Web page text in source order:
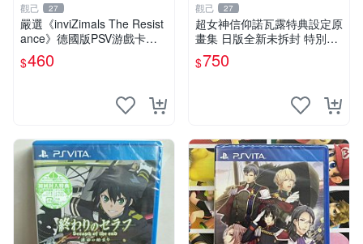
觀己 27
嚴選《inviZimals The Resist
ance》德國版PSV游戲卡
帶，12歲以上推薦，卡帶狀
態優良，無顯著損傷，實測性
$460
觀己 27
超女神信仰諾瓦露特典設定原
畫集 日版全新未拆封 特別推
薦 收藏必備 PSV 游戲 發售限
定 原創漫畫 限量版 PSV 游戲
$750